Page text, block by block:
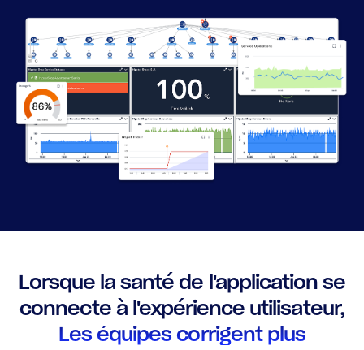
Lorsque la santé de l'application se
connecte à l'expérience utilisateur,
Les équipes corrigent plus
Rôle
Directeur informatique
prédictives
CloudOps
AIOps